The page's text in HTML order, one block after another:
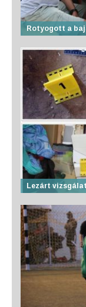
Rotyogott a
Lezárt